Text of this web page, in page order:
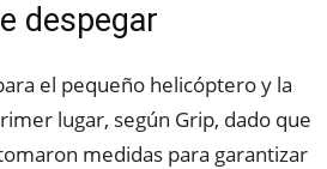
despegar
el pequeño helicóptero y la
lugar, según Grip, dado que
medidas para garantizar